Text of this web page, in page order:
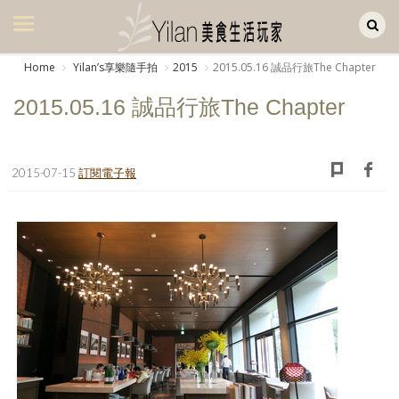
美食集
生活風
書房集
日記簿
餐桌週記
享樂隨手拍
Home Yilanʼs享樂隨手拍 2015 2015.05.16 誠品行旅The Chapter
2015.05.16 誠品行旅The Chapter
2015-07-15 訂閱電子報